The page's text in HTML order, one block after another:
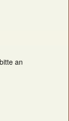
an